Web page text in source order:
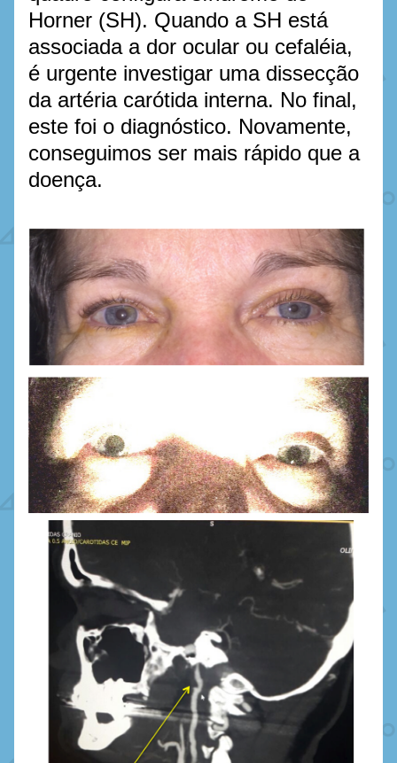
Horner (SH). Quando a SH está
associada a dor ocular ou cefaléia,
é urgente investigar uma dissecção
da artéria carótida interna. No final,
este foi o diagnóstico. Novamente,
conseguimos ser mais rápido que a
doença.